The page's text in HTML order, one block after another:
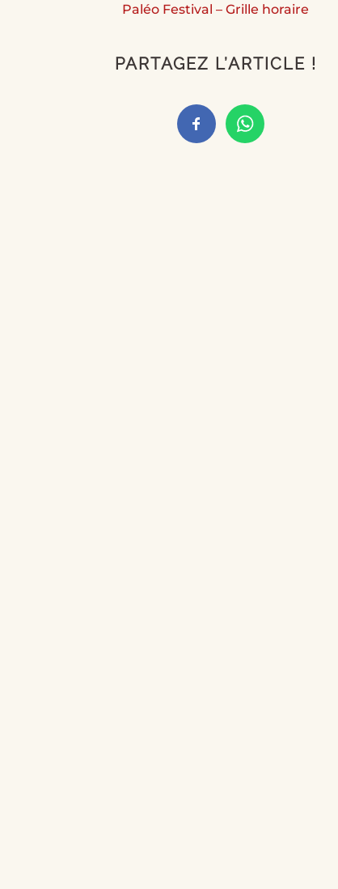
Paléo Festival – Grille horaire
PARTAGEZ L’ARTICLE !